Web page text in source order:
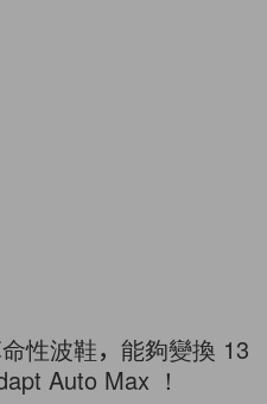
性波鞋，能夠變換 13
Auto Max ！